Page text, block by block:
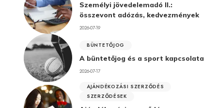
Személyi jövedelemadó II.:
összevont adózás, kedvezmények
2026-07-19
BÜNTETŐJOG
A büntetőjog és a sport kapcsolata
2026-07-17
AJÁNDÉKOZÁSI SZERZŐDÉS
SZERZŐDÉSEK